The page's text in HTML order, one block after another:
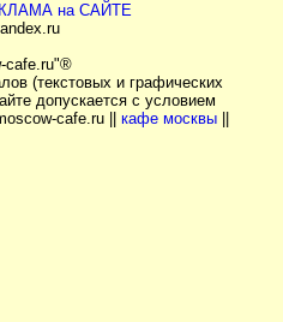
на САЙТЕ
cafe.ru"®
(текстовых и графических
допускается с условием
cafe.ru || кафе москвы